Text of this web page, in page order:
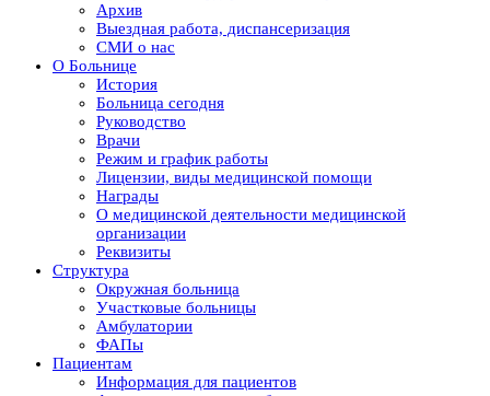
Архив
Выездная работа, диспансеризация
СМИ о нас
О Больнице
История
Больница сегодня
Руководство
Врачи
Режим и график работы
Лицензии, виды медицинской помощи
Награды
О медицинской деятельности медицинской
организации
Реквизиты
Структура
Окружная больница
Участковые больницы
Амбулатории
ФАПы
Пациентам
Информация для пациентов